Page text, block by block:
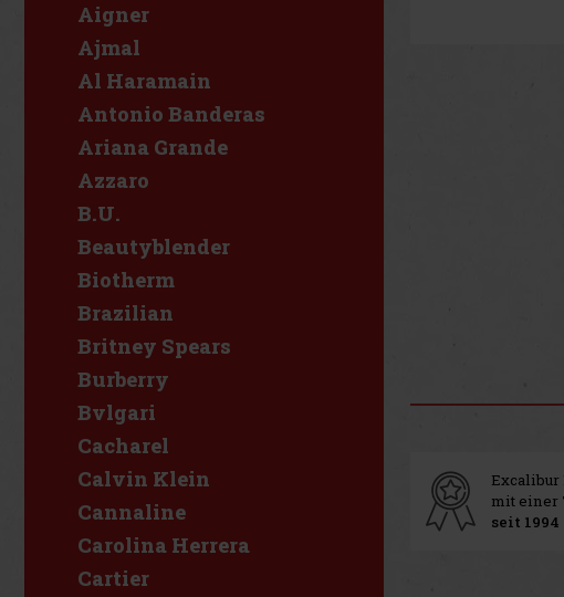
Aigner
Ajmal
Al Haramain
Antonio Banderas
Ariana Grande
Azzaro
B.U.
Beautyblender
Biotherm
Brazilian
Britney Spears
Burberry
Bvlgari
Cacharel
Calvin Klein
Cannaline
Carolina Herrera
Cartier
Excalibur
mit einer
seit 1994